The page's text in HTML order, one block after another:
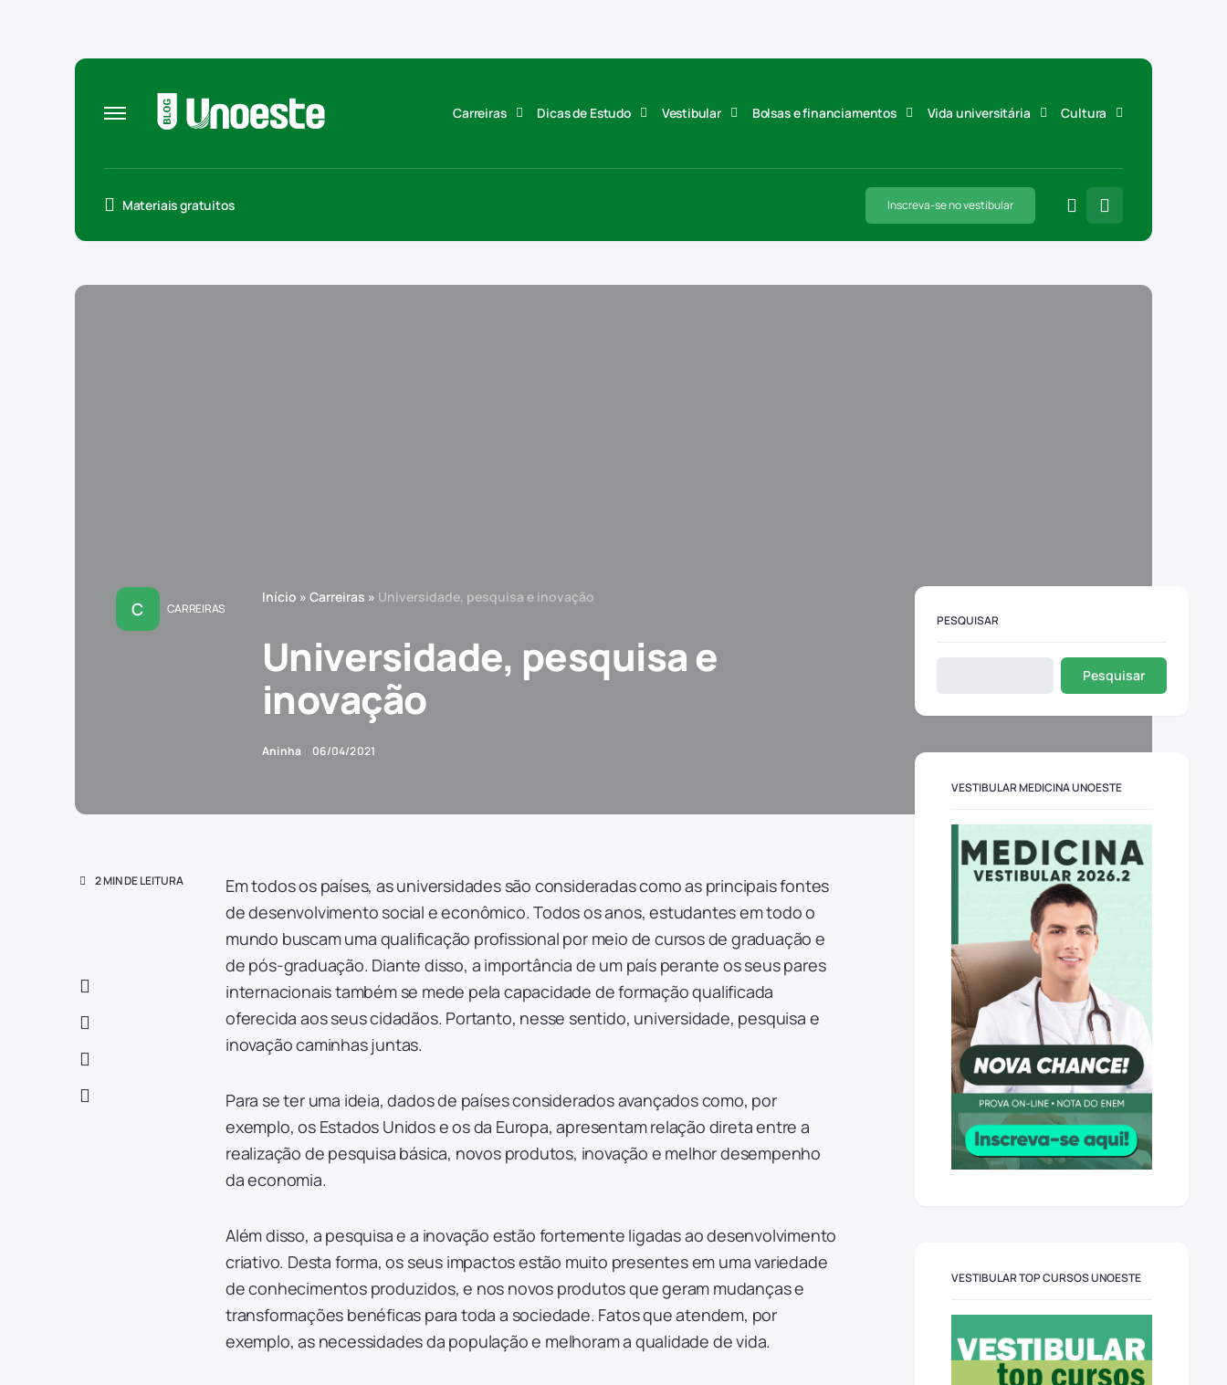
Carreiras Dicas de Estudo Vestibular Bolsas e financiamentos Vida universitária Cultura
Materiais gratuitos Inscreva-se no vestibular
C CARREIRAS
Início » Carreiras » Universidade, pesquisa e inovação
Universidade, pesquisa e
inovação
Aninha 06/04/2021
2 MIN DE LEITURA
Em todos os países, as universidades são consideradas como as principais fontes
de desenvolvimento social e econômico. Todos os anos, estudantes em todo o
mundo buscam uma qualificação profissional por meio de cursos de graduação e
de pós-graduação. Diante disso, a importância de um país perante os seus pares
internacionais também se mede pela capacidade de formação qualificada
oferecida aos seus cidadãos. Portanto, nesse sentido, universidade, pesquisa e
inovação caminhas juntas.
Para se ter uma ideia, dados de países considerados avançados como, por
exemplo, os Estados Unidos e os da Europa, apresentam relação direta entre a
realização de pesquisa básica, novos produtos, inovação e melhor desempenho
da economia.
Além disso, a pesquisa e a inovação estão fortemente ligadas ao desenvolvimento
criativo. Desta forma, os seus impactos estão muito presentes em uma variedade
de conhecimentos produzidos, e nos novos produtos que geram mudanças e
transformações benéficas para toda a sociedade. Fatos que atendem, por
exemplo, as necessidades da população e melhoram a qualidade de vida.
PESQUISAR
Pesquisar
VESTIBULAR MEDICINA UNOESTE
VESTIBULAR TOP CURSOS UNOESTE